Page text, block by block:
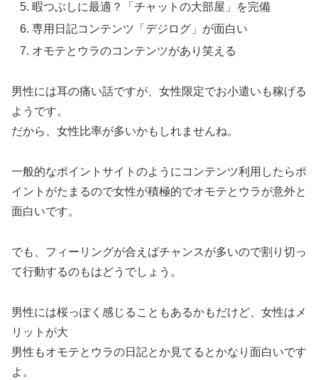
暇つぶしに最適？「チャットの大部屋」を完備
専用日記コンテンツ「デジログ」が面白い
オモテとウラのコンテンツがあり笑える
男性には耳の痛い話ですが、女性限定でお小遣いも稼げる
ようです。
だから、女性比率が多いかもしれませんね。
一般的なポイントサイトのようにコンテンツ利用したらポ
イントがたまるので女性が積極的でオモテとウラが意外と
面白いです。
でも、フィーリングが合えばチャンスが多いので割り切っ
て行動するのもはどうでしょう。
男性には桜っぽく感じることもあるかもだけど、女性はメ
リットが大
男性もオモテとウラの日記とか見てるとかなり面白いです
よ。